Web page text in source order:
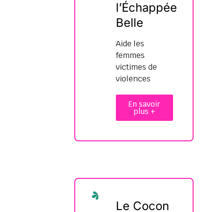
l’Échappée
Belle
Aide les
femmes
victimes de
violences
En savoir
plus +
Le Cocon